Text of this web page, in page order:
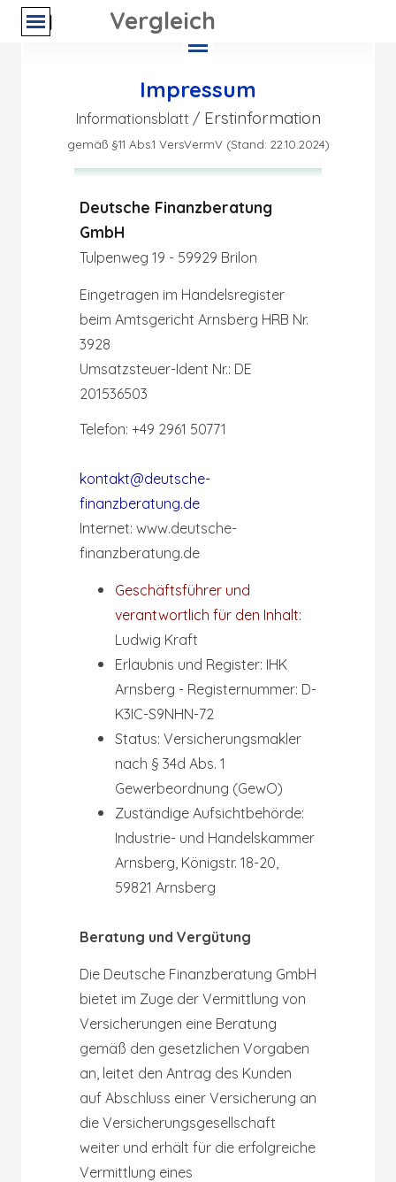
Direkt zum SeiteninhaltVergleich
Menü überspringenSonstige > KONTAKT
Impressum
Informationsblatt / Erstinformation
gemäß §11 Abs.1 VersVermV (Stand: 22.10.2024)
Deutsche Finanzberatung
GmbH
Tulpenweg 19 - 59929 Brilon
Eingetragen im Handelsregister
beim Amtsgericht Arnsberg HRB Nr.
3928
Umsatzsteuer-Ident Nr.: DE
201536503
Telefon: +49 2961 50771
kontakt@deutsche-
finanzberatung.de
Internet: www.deutsche-
finanzberatung.de
Geschäftsführer und
verantwortlich für den Inhalt:
Ludwig Kraft
Erlaubnis und Register: IHK
Arnsberg - Registernummer: D-
K3IC-S9NHN-72
Status: Versicherungsmakler
nach § 34d Abs. 1
Gewerbeordnung (GewO)
Zuständige Aufsichtbehörde:
Industrie- und Handelskammer
Arnsberg, Königstr. 18-20,
59821 Arnsberg
Beratung und Vergütung
Die Deutsche Finanzberatung GmbH
bietet im Zuge der Vermittlung von
Versicherungen eine Beratung
gemäß den gesetzlichen Vorgaben
an, leitet den Antrag des Kunden
auf Abschluss einer Versicherung an
die Versicherungsgesellschaft
weiter und erhält für die erfolgreiche
Vermittlung eines